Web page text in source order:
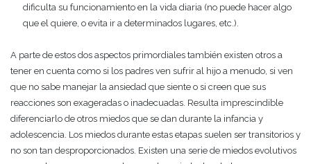
dificulta su funcionamiento en la vida diaria (no puede hacer algo
que el quiere, o evita ir a determinados lugares, etc.).
A parte de estos dos aspectos primordiales también existen otros a
tener en cuenta como si los padres ven sufrir al hijo a menudo, si ven
que no sabe manejar la ansiedad que siente o si creen que sus
reacciones son exageradas o inadecuadas. Resulta imprescindible
diferenciarlo de otros miedos que se dan durante la infancia y
adolescencia. Los miedos durante estas etapas suelen ser transitorios y
no son tan desproporcionados. Existen una serie de miedos evolutivos